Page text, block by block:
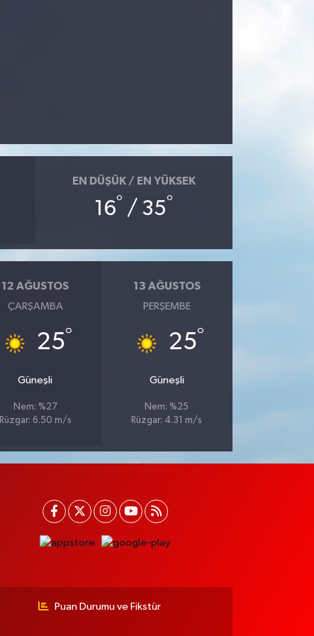
EN DÜŞÜK / EN YÜKSEK
16° / 35°
12 AĞUSTOS
ÇARŞAMBA
25°
Güneşli
Nem: %27
Rüzgar: 6.50 m/s
13 AĞUSTOS
PERŞEMBE
25°
Güneşli
Nem: %25
Rüzgar: 4.31 m/s
Puan Durumu ve Fikstür